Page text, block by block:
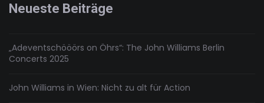
Neueste Beiträge
„Adeventschööörs on Öhrs“: The John Williams Berlin
Concerts 2025
John Williams in Wien: Nicht zu alt für Action